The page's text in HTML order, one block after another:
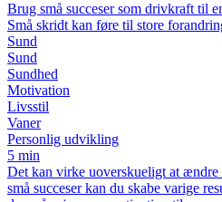
Brug små succeser som drivkraft til
Små skridt kan føre til store
Sund
Sund
Sundhed
Motivation
Livsstil
Vaner
Personlig udvikling
5 min
Det kan virke uoverskueligt at ændre
små succeser kan du skabe varige